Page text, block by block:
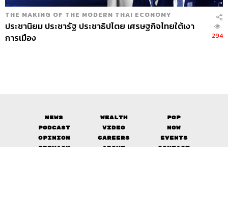
THE MAKING OF THE MODERN THAI ECONOMY
ประชานิยม ประชารัฐ ประชาธิปไตย เศรษฐกิจไทยใต้เงา
การเมือง
294
News Wealth
Pop
Podcast
Video
Now
Opinion
Careers
Events
Privacy
About Contact